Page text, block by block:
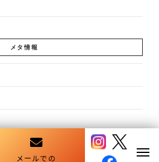
メタ情報
メールでの